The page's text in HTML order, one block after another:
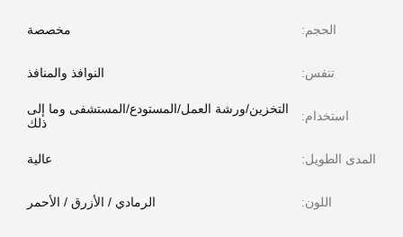
الحجم: مخصصة
تنفس: النوافذ والمنافذ
استخدام:
التخزين/ورشة العمل/المستودع/المستشفى وما إلى
ذلك
المدى الطويل: عالية
اللون: الرمادي / الأزرق / الأحمر